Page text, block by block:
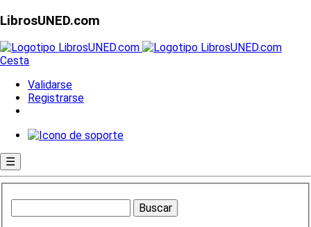
LibrosUNED.com
Cesta
Validarse
Registrarse
☰